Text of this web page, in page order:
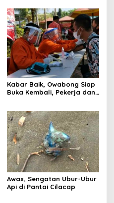
Kabar Baik, Owabong Siap
Buka Kembali, Pekerja dan
Awas, Sengatan Ubur-Ubur
Api di Pantai Cilacap